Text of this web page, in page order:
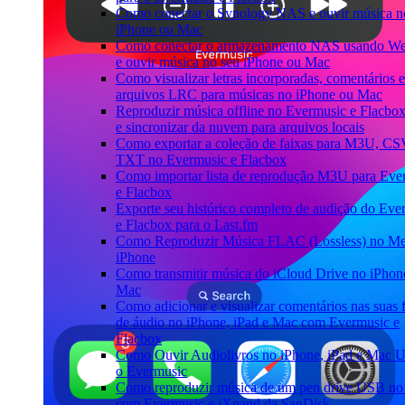
Como conectar o Synology NAS e ouvir música
iPhone ou Mac
Como conectar o armazenamento NAS usando
e ouvir música no seu iPhone ou Mac
Como visualizar letras incorporadas, comentários e
arquivos LRC para músicas no iPhone ou Mac
Reproduzir música offline no Evermusic e
e sincronizar da nuvem para arquivos locais
Como exportar a coleção de faixas para M3U,
TXT no Evermusic e Flacbox
Como importar lista de reprodução M3U para
e Flacbox
Exporte seu histórico completo de audição do
e Flacbox para o Last.fm
Como Reproduzir Música FLAC (Lossless) no
iPhone
Como transmitir música do iCloud Drive no
Mac
Como adicionar e visualizar comentários nas suas
de áudio no iPhone, iPad e Mac com Evermusic e
Flacbox
Como Ouvir Audiolivros no iPhone, iPad e Mac
o Evermusic
Como reproduzir música de um pen drive USB